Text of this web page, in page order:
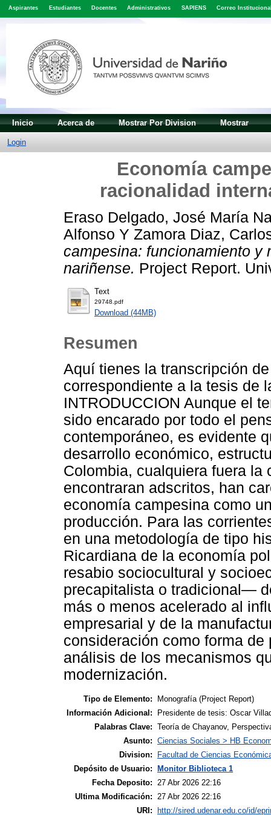
Aspirantes Estudiantes Docentes Administrativos SAPIENS Correo
Inicio Acerca de Mostrar Por Division Mostrar
Login
Economía
racionalidad
Eraso Delgado, José María
Alfonso Y Zamora Diaz,
campesina: funcionamiento y
nariñense. Project Report.
Text
29748.pdf
Download (44MB)
Resumen
Aquí tienes la transcripción
correspondiente a la tesis de
INTRODUCCION Aunque el
sido encarado por todo el
contemporáneo, es evidente
desarrollo económico,
Colombia, cualquiera fuera la
encontraran adscritos, han
economía campesina como
producción. Para las
en una metodología de tipo
Ricardiana de la economía
resabio sociocultural y
precapitalista o tradicional—
más o menos acelerado al
empresarial y de la
consideración como forma
análisis de los mecanismos
modernización.
Tipo de Elemento:
Monografía (Project Report)
Información Adicional:
Presidente de tesis: Oscar
Palabras Clave: Teoría de Chayanov,
Asunto: Ciencias Sociales > HB
Division:
Facultad de Ciencias
Depósito de Usuario: Monitor Biblioteca 1
Fecha Deposito:
27 Abr 2026 22:16
Ultima Modificación:
27 Abr 2026 22:16
URI: http://sired.udenar.edu.co/id/